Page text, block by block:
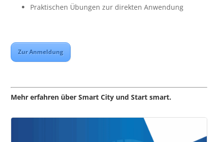
Praktischen Übungen zur direkten Anwendung
Zur Anmeldung
Mehr erfahren über Smart City und Start smart.